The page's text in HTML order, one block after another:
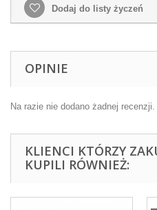
Dodaj do listy życzeń
OPINIE
Na razie nie dodano żadnej recenzji.
KLIENCI KTÓRZY
KUPILI RÓWNIEŻ: